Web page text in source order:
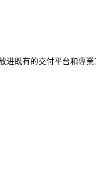
进既有的交付平台和專